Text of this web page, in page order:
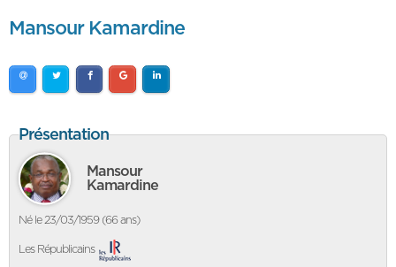
Mansour Kamardine
Présentation
Mansour
Kamardine
Né le 23/03/1959 (66 ans)
Les Républicains